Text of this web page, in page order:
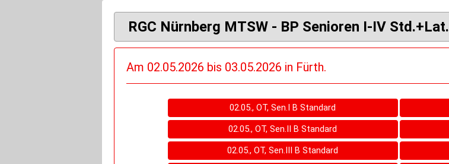
RGC Nürnberg MTSW - BP Senioren I-IV Std.+Lat.
Am 02.05.2026 bis 03.05.2026 in Fürth.
02.05., OT, Sen.I B Standard
02.05., OT, Sen.II B Standard
02.05., OT, Sen.III B Standard